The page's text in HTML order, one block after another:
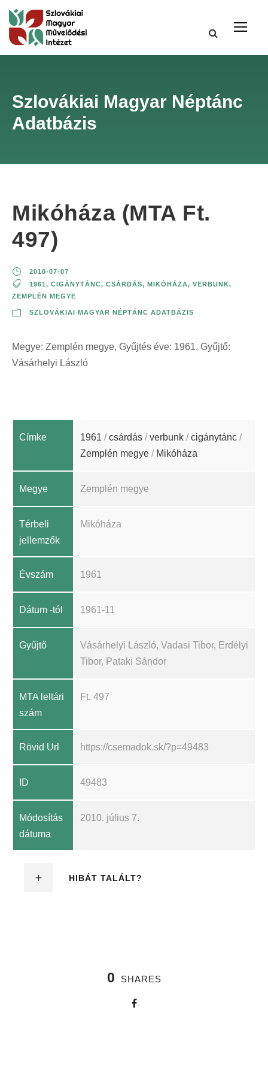
Szlovákiai Magyar Néptánc
Adatbázis
Mikóháza (MTA Ft.
497)
2010-07-07
1961, CIGÁNYTÁNC, CSÁRDÁS, MIKÓHÁZA, VERBUNK,
ZEMPLÉN MEGYE
SZLOVÁKIAI MAGYAR NÉPTÁNC ADATBÁZIS
Megye: Zemplén megye, Gyűjtés éve: 1961, Gyűjtő:
Vásárhelyi László
Címke 1961 /csárdás /verbunk /cigánytánc /
Zemplén megye / Mikóháza
Megye Zemplén megye
Térbeli
jellemzők
Mikóháza
Évszám 1961
Dátum -tól 1961-11
Gyűjtő
Vásárhelyi László, Vadasi Tibor, Erdélyi
Tibor, Pataki Sándor
MTA leltári
szám
Ft. 497
Rövid Url https://csemadok.sk/?p=49483
ID 49483
Módosítás
dátuma
2010. július 7.
HIBÁT TALÁLT?
0 SHARES